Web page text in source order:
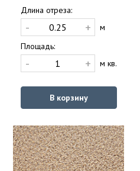
Длина отреза:
- +
м
Площадь:
- + м кв.
В корзину